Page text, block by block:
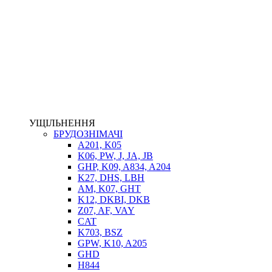
ВТУЛКИ
УЩІЛЬНЕННЯ
БРУДОЗНІМАЧІ
A201, K05
K06, PW, J, JA, JB
GHP, K09, A834, A204
K27, DHS, LBH
AM, K07, GHT
K12, DKBI, DKB
Z07, AF, VAY
CAT
K703, BSZ
GPW, K10, A205
GHD
H844